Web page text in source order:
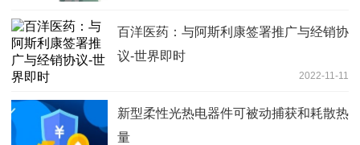
百洋医药：与阿斯利康签署推广与经销协
议-世界即时
2022-11-11
新型柔性光热电器件可被动捕获和耗散热
量